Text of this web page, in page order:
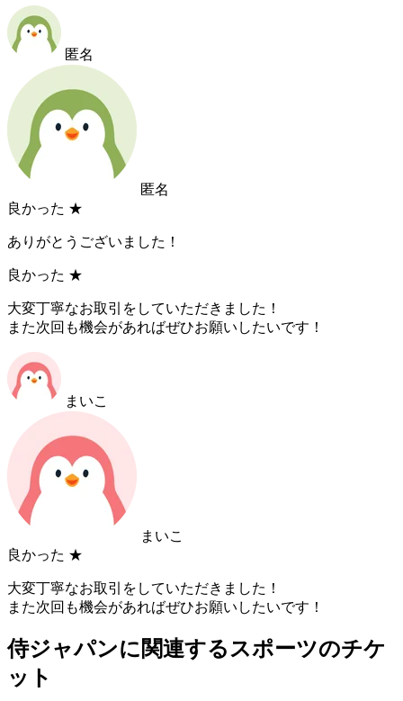
匿名
匿名
良かった ★
ありがとうございました！
良かった ★
大変丁寧なお取引をしていただきました！
また次回も機会があればぜひお願いしたいです！
まいこ
まいこ
良かった ★
大変丁寧なお取引をしていただきました！
また次回も機会があればぜひお願いしたいです！
侍ジャパンに関連するスポーツのチケ
ット